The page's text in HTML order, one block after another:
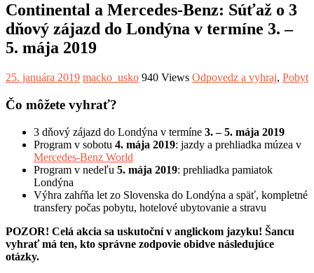
Continental a Mercedes-Benz: Súťaž o 3
dňový zájazd do Londýna v termíne 3. –
5. mája 2019
25. januára 2019 macko_usko 940 Views Odpovedz a vyhraj, Pobyt
Čo môžete vyhrať?
3 dňový zájazd do Londýna v termíne 3. – 5. mája 2019
Program v sobotu 4. mája 2019: jazdy a prehliadka múzea v
Mercedes-Benz World
Program v nedeľu 5. mája 2019: prehliadka pamiatok
Londýna
Výhra zahŕňa let zo Slovenska do Londýna a späť, kompletné
transfery počas pobytu, hotelové ubytovanie a stravu
POZOR! Celá akcia sa uskutoční v anglickom jazyku! Šancu
vyhrať má ten, kto správne zodpovie obidve následujúce
otázky.